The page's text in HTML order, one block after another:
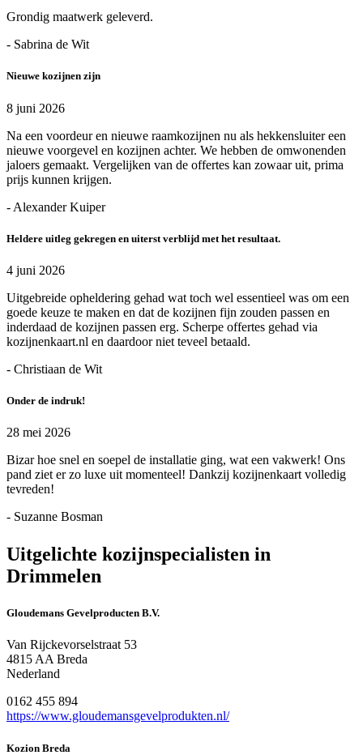
Grondig maatwerk geleverd.
- Sabrina de Wit
Nieuwe kozijnen zijn
8 juni 2026
Na een voordeur en nieuwe raamkozijnen nu als hekkensluiter een
nieuwe voorgevel en kozijnen achter. We hebben de omwonenden
jaloers gemaakt. Vergelijken van de offertes kan zowaar uit, prima
prijs kunnen krijgen.
- Alexander Kuiper
Heldere uitleg gekregen en uiterst verblijd met het resultaat.
4 juni 2026
Uitgebreide opheldering gehad wat toch wel essentieel was om een
goede keuze te maken en dat de kozijnen fijn zouden passen en
inderdaad de kozijnen passen erg. Scherpe offertes gehad via
kozijnenkaart.nl en daardoor niet teveel betaald.
- Christiaan de Wit
Onder de indruk!
28 mei 2026
Bizar hoe snel en soepel de installatie ging, wat een vakwerk! Ons
pand ziet er zo luxe uit momenteel! Dankzij kozijnenkaart volledig
tevreden!
- Suzanne Bosman
Uitgelichte kozijnspecialisten in
Drimmelen
Gloudemans Gevelproducten B.V.
Van Rijckevorselstraat 53
4815 AA Breda
Nederland
0162 455 894
https://www.gloudemansgevelprodukten.nl/
Kozion Breda